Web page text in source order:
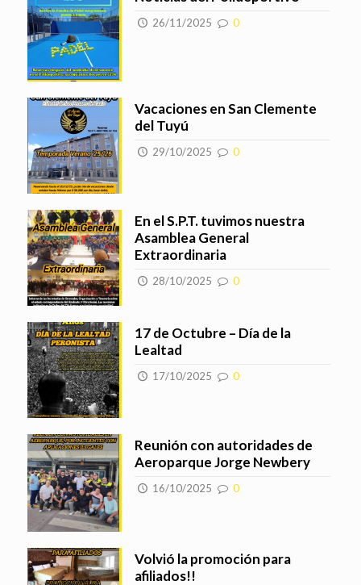
26/11/2025 0
Vacaciones en San Clemente
del Tuyú
29/10/2025 0
En el S.P.T. tuvimos nuestra
Asamblea General
Extraordinaria
28/10/2025 0
17 de Octubre – Día de la
Lealtad
17/10/2025 0
Reunión con autoridades de
Aeroparque Jorge Newbery
16/10/2025 0
Volvió la promoción para
afiliados!!